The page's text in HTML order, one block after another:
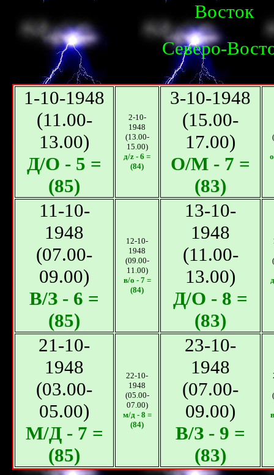
Восток
Северо-
1-10-1948
(11.00-
13.00)
Д/O - 5 =
(85)
2-10-
1948
(13.00-
15.00)
д/z - 6 =
(84)
3-10-1948
(15.00-
17.00)
О/M - 7 =
(83)
11-10-
1948
(07.00-
09.00)
В/З - 6 =
(85)
12-10-
1948
(09.00-
11.00)
в/o - 7 =
(84)
13-10-
1948
(11.00-
13.00)
Д/O - 8 =
(83)
21-10-
1948
(03.00-
05.00)
М/Д - 7 =
(85)
22-10-
1948
(05.00-
07.00)
м/д - 8 =
(84)
23-10-
1948
(07.00-
09.00)
В/З - 9 =
(83)